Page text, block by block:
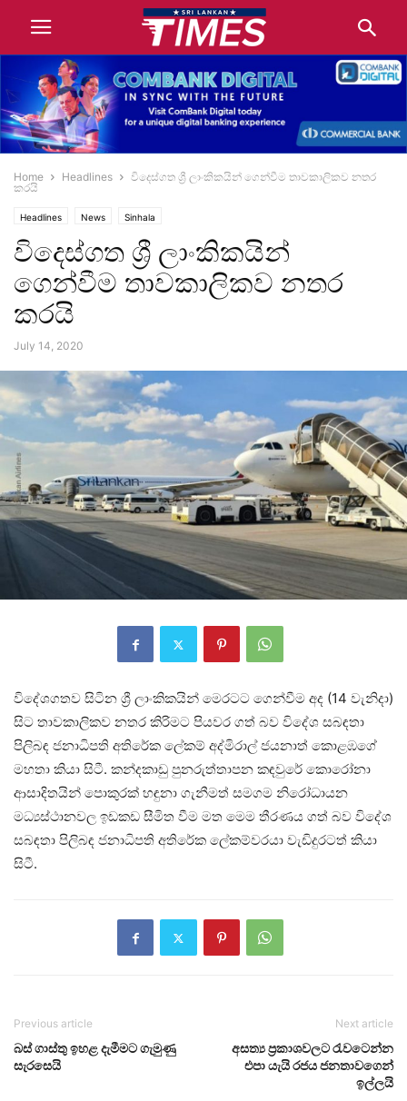
Home Headlines
විදෙස්ගත ශ්‍රී ලාංකිකයින් ගෙන්වීම තාවකාලිකව නතර
කරයි
Headlines News Sinhala
විදෙස්ගත ශ්‍රී ලාංකිකයින්
ගෙන්වීම තාවකාලිකව නතර
කරයි
July 14, 2020
විදේශගතව සිටින ශ්‍රී ලාංකිකයින් මෙරටට ගෙන්වීම අද (14 වැනිදා)
සිට තාවකාලිකව නතර කිරිමට පියවර ගත් බව විදේශ සබඳතා
පිලිබඳ ජනාධිපති අතිරේක ලේකම් අද්මිරාල් ජයනාත් කොළඹගේ
මහතා කියා සිටී. කන්දකාඩු පුනරුත්තාපන කඳවුරේ කොරෝනා
ආසාදිතයින් පොකුරක් හඳුනා ගැනීමත් සමගම නිරෝධායන
මධ්‍යස්ථානවල ඉඩකඩ සීමිත වීම මත මෙම තීරණය ගත් බව විදේශ
සබඳතා පිලිබඳ ජනාධිපති අතිරේක ලේකම්වරයා වැඩිදුරටත් කියා
සිටී.
Previous article
බස් ගාස්තු ඉහළ දැමීමට ගැමුණු
සැරසෙයි
Next article
අසත්‍ය ප්‍රකාශවලට රැවටෙන්න
එපා යැයි රජය ජනතාවගෙන්
ඉල්ලයි